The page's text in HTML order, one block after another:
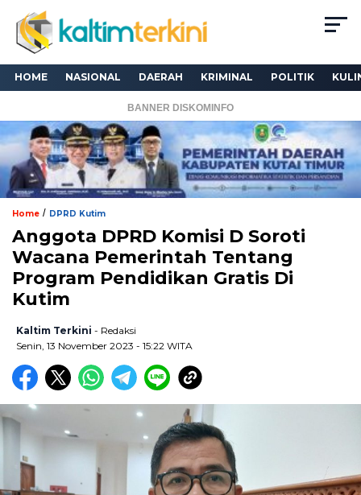
HOME NASIONAL DAERAH KRIMINAL POLITIK
BANNER DISKOMINFO
Home / DPRD Kutim
Anggota DPRD Komisi D Soroti
Wacana Pemerintah Tentang
Program Pendidikan Gratis Di
Kutim
Kaltim Terkini - Redaksi
Senin, 13 November 2023 - 15:22 WITA